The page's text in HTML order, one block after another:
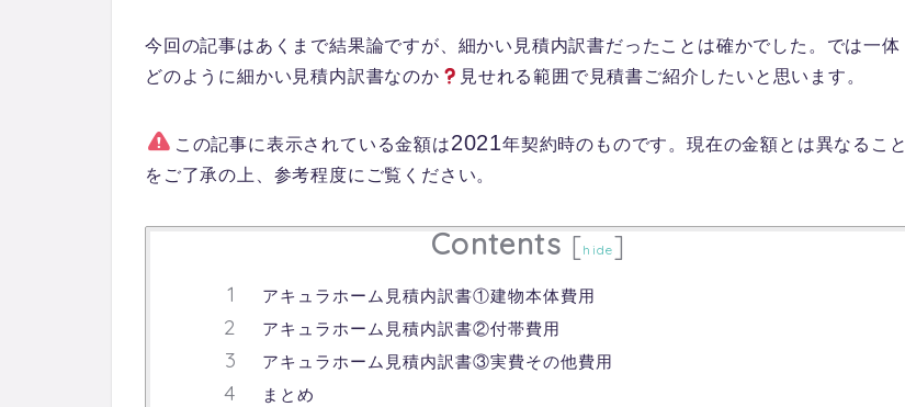
今回の記事はあくまで結果論ですが、細かい見積内訳書だったことは確かでした。では一体
どのように細かい見積内訳書なのか
見せれる範囲で見積書ご紹介したいと思います。
この記事に表示されている金額は2021年契約時のものです。現在の金額とは異なること
をご了承の上、参考程度にご覧ください。
Contents [hide]
アキュラホーム見積内訳書①建物本体費用
アキュラホーム見積内訳書②付帯費用
アキュラホーム見積内訳書③実費その他費用
まとめ